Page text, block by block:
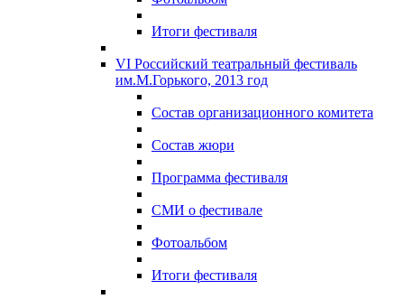
Итоги фестиваля
VI Российский театральный фестиваль
им.М.Горького, 2013 год
Состав организационного комитета
Состав жюри
Программа фестиваля
СМИ о фестивале
Фотоальбом
Итоги фестиваля